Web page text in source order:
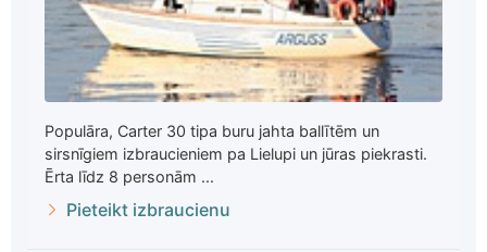
Populāra, Carter 30 tipa buru jahta ballītēm un
sirsnīgiem izbraucieniem pa Lielupi un jūras piekrasti.
Ērta līdz 8 personām ...
Pieteikt izbraucienu